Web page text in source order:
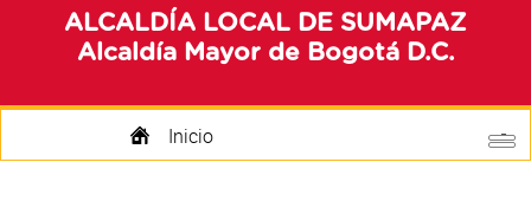
ALCALDÍA LOCAL DE SUMAPAZ
Alcaldía Mayor de Bogotá D.C.
búsqueda
Inicio